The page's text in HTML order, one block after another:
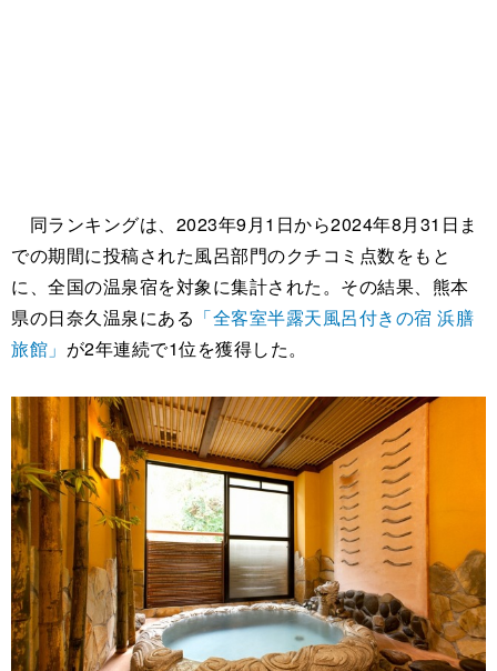
同ランキングは、2023年9月1日から2024年8月31日ま
での期間に投稿された風呂部門のクチコミ点数をもと
に、全国の温泉宿を対象に集計された。その結果、熊本
県の日奈久温泉にある 「全客室半露天風呂付きの宿 浜膳
旅館」 が2年連続で1位を獲得した。